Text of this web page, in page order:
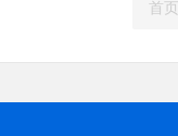
首页